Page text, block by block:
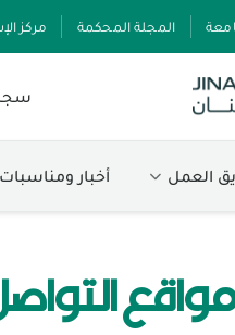
المجلة المحكمة مركز
العمل أخبار ومناسبات